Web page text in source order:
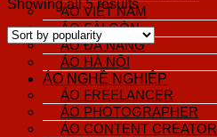
ÁO VIỆT NAM
ÁO SÀI GÒN
ÁO ĐÀ NẴNG
ÁO HÀ NỘI
ÁO NGHỀ NGHIỆP
ÁO FREELANCER
ÁO PHOTOGRAPHER
ÁO CONTENT CREATOR
Showing all 5 results